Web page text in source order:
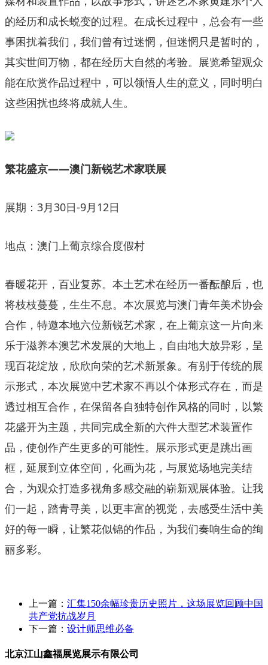
的经历和成长蜕变的过程。在成长过程中，总会有一些
事困扰着我们，我们曾有过迷惘，但迷惘只是暂时的，
其实世间万物，都在经历大自然的考验。展览希望观众
能在欣赏作品过程中，可以领悟人生的意义，同时明白
这些困扰也终将成就人生。
繁花盛京——澳门新锐艺术家联展
展期：3月30日-9月12日
地点：澳门上葡京综合度假村
春暖花开，百业复苏。本土艺术在经历一番酝酿后，也
将枝枝蔓蔓，生生不息。本次展览与澳门青年美术协会
合作，特邀本地六位新锐艺术家，在上葡京这一片向来
乐于滋养本澳艺术发展的大地上，自由地大放异彩，呈
现百花绽放，欣欣向荣的艺术新景象。有别于传统的展
示形式，本次展览中艺术家不再以个体形式存在，而是
透过相互合作，在保留各自独特创作风格的同时，以繁
花盛开为主题，共同完成全新的六件大型艺术装置作
品，使创作产生更多的可能性。展示形式更是跳出画
框，延展到立体空间，化画为花，与展览场地完美结
合，为观众打造多视角多感交融的崭新观展体验。让我
们一起，踏青寻美，以更丰富的视觉，去感受生活中美
好的每一瞬，让繁花似锦的作品，为我们奏响生命的绚
丽多彩。
上一篇： 汇集150余幅珍贵历史照片，这场展览回顾中国
共产党抗战岁月
下一篇： 设计师思维必备
北京江山鑫福展览展示有限公司